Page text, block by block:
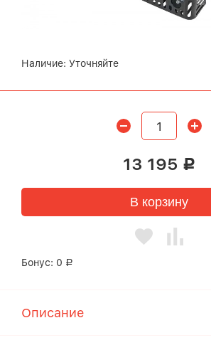
Наличие: Уточняйте
13 195 Р
В корзину
Бонус: 0 Р
Описание